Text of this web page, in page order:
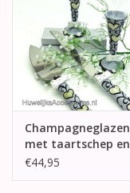
Champagneglazen
met taartschep en
mes - crème hartjes
€44,95